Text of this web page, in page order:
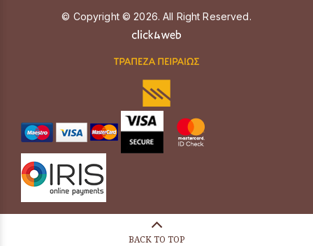
© Copyright © 2026. All Right Reserved.
BACK TO TOP